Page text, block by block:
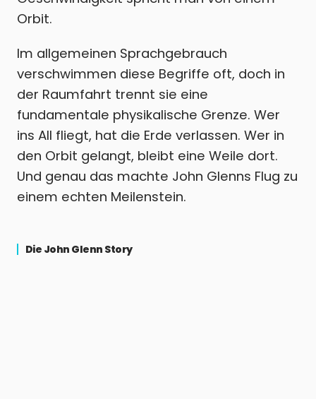
Orbit.
Im allgemeinen Sprachgebrauch
verschwimmen diese Begriffe oft, doch in
der Raumfahrt trennt sie eine
fundamentale physikalische Grenze. Wer
ins All fliegt, hat die Erde verlassen. Wer in
den Orbit gelangt, bleibt eine Weile dort.
Und genau das machte John Glenns Flug zu
einem echten Meilenstein.
Die John Glenn Story